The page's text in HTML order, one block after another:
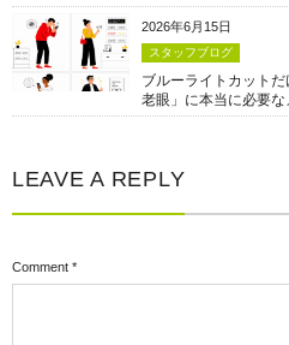
2026年6月15日
スタッフブログ
ブルーライトカット
老眼」に本当に必要
LEAVE A REPLY
Comment *